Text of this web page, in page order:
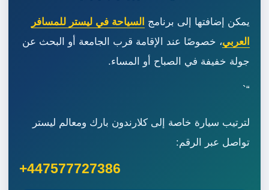
يمكن إضافتها إلى برنامج السياحة في ليستر للمسافر
العربي، خصوصًا عند الإقامة قرب الجامعة أو البحث عن
جولة خفيفة في الصباح أو المساء.
“`
لترتيب سيارة خاصة إلى كلارندون بارك ومعالم ليستر
تواصل عبر الرقم:
+447577727386